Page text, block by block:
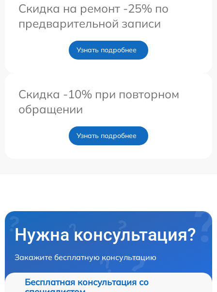
Скидка на ремонт -25% по
предварительной записи
Узнать подробнее
Скидка -10% при повторном
обращении
Узнать подробнее
Нужна консультация?
Закажите бесплатную консультацию
Бесплатная консультация со